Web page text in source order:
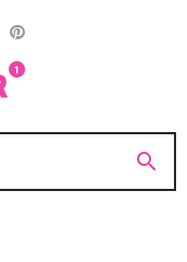
Pinterest
search